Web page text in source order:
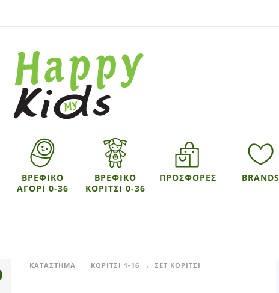
ΒΡΕΦΙΚΟ
ΑΓΟΡΙ 0-36
ΒΡΕΦΙΚΟ
ΚΟΡΙΤΣΙ 0-36
ΠΡΟΣΦΟΡΕΣ BRANDS
ΚΑΤΑΣΤΗΜΑ ΚΟΡΙΤΣΙ 1-16 ΣΕΤ ΚΟΡΙΤΣΙ